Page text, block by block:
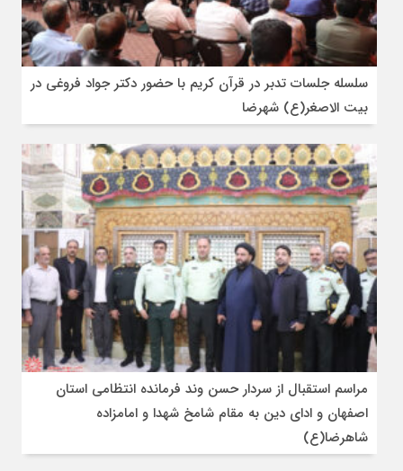
سلسله جلسات تدبر در قرآن کریم با حضور دکتر جواد فروغی در
بیت الاصغر(ع) شهرضا
مراسم استقبال از سردار حسن وند فرمانده انتظامی استان
اصفهان و ادای دین به مقام شامخ شهدا و امامزاده
شاهرضا(ع)